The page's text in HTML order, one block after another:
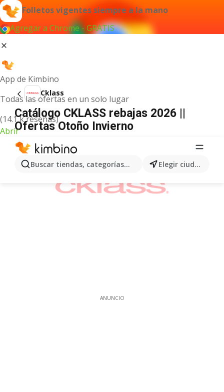
Folletos vigentes siempre a la mano
Agregar a Chrome - GRATIS
App de Kimbino
Todas las ofertas en un solo lugar
(14.1 k reseñas)
Abrir
Buscar tiendas, categorías, productos... Elegir ciudad
Cklass
Catálogo CKLASS rebajas 2026 ||
Ofertas Otoño Invierno
ANUNCIO